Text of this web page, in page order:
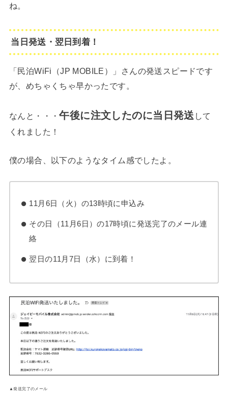
ね。
当日発送・翌日到着！
「民泊WiFi（JP MOBILE）」さんの発送スピードです
が、めちゃくちゃ早かったです。
なんと・・・午後に注文したのに当日発送 して
くれました！
僕の場合、以下のようなタイム感でしたよ。
11月6日（火）の13時頃に申込み
その日（11月6日）の17時頃に発送完了のメール連
絡
翌日の11月7日（水）に到着！
▲発送完了のメール